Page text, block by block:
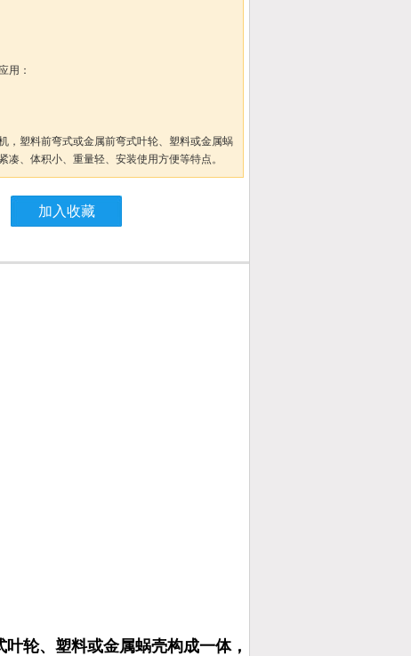
用：
，塑料前弯式或金属前弯式叶轮、塑料或金属蜗
凑、体积小、重量轻、安装使用方便等特点。
加入收藏
轮、塑料或金属蜗壳构成一体，